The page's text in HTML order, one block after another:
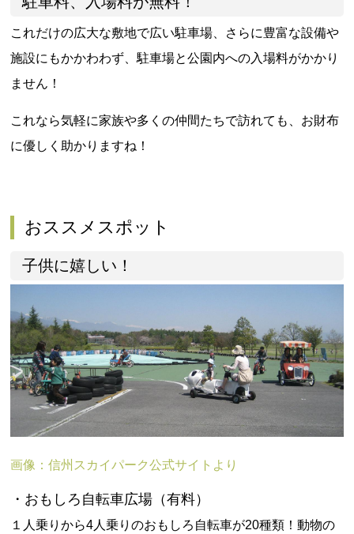
これだけの広大な敷地で広い駐車場、さらに豊富な設備や
施設にもかかわわず、駐車場と公園内への入場料がかかり
ません！
これなら気軽に家族や多くの仲間たちで訪れても、お財布
に優しく助かりますね！
おススメスポット
子供に嬉しい！
画像：信州スカイパーク公式サイトより
・おもしろ自転車広場（有料）
１人乗りから4人乗りのおもしろ自転車が20種類！動物の